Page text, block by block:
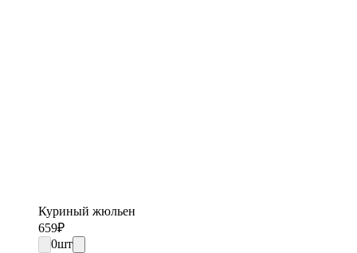
Куриный жюльен
659₽
0шт